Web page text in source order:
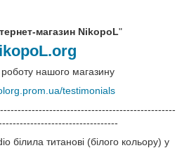
магазин NikopoL"
роботу нашого магазину
testimonials
білила титанові (білого кольору) у